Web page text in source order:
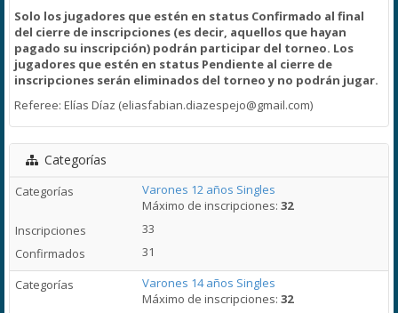
Solo los jugadores que estén en status Confirmado al final
del cierre de inscripciones (es decir, aquellos que hayan
pagado su inscripción) podrán participar del torneo. Los
jugadores que estén en status Pendiente al cierre de
inscripciones serán eliminados del torneo y no podrán jugar.
Referee: Elías Díaz (eliasfabian.diazespejo@gmail.com)
Categorías
Varones 12 años Singles
Máximo de inscripciones:32
33
31
Varones 14 años Singles
Máximo de inscripciones:32